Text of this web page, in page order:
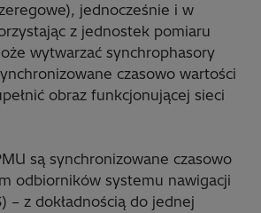
jednocześnie i w
z jednostek pomiaru
wytwarzać synchrophasory
czasowo wartości
obraz funkcjonującej sieci
są synchronizowane czasowo
odbiorników systemu nawigacji
– z dokładnością do jednej